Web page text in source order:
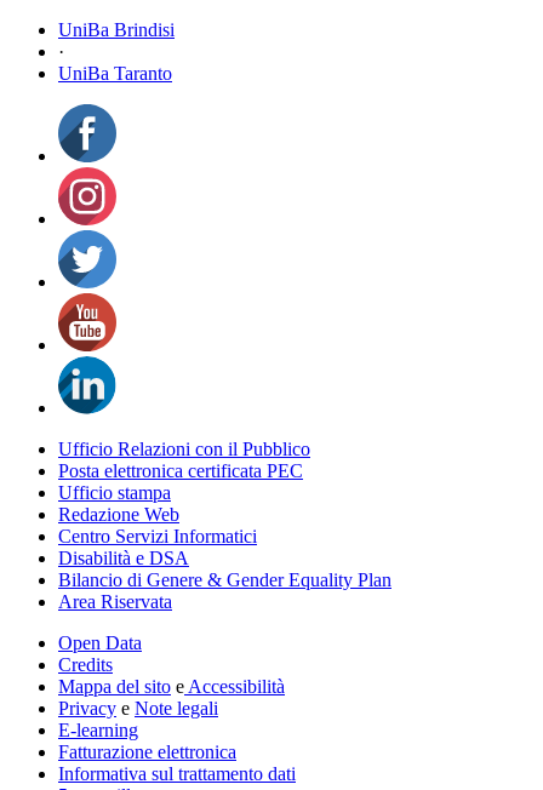
UniBa Brindisi
·
UniBa Taranto
Ufficio Relazioni con il Pubblico
Posta elettronica certificata PEC
Ufficio stampa
Redazione Web
Centro Servizi Informatici
Disabilità e DSA
Bilancio di Genere & Gender Equality Plan
Area Riservata
Open Data
Credits
Mappa del sito e Accessibilità
Privacy e Note legali
E-learning
Fatturazione elettronica
Informativa sul trattamento dati